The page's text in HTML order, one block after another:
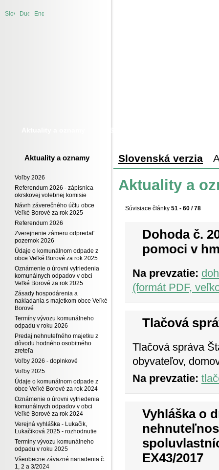
SlovenskáDuetsche
English
Samospráva
Aktuality a oznamy
Voľby 2026
Referendum 2026 - zápisnica
okrskovej volebnej komisie
Návrh záverečného účtu obce
Veľké Borové za rok 2025
Referendum 2026
Zverejnenie zámeru odpredať
pozemok 2026
Údaje o komunálnom odpade z
obce Veľké Borové za rok 2025
Oznámenie o úrovni vytriedenia
komunálnych odpadov v obci
Veľké Borové za rok 2025
Zásady hospodárenia a
nakladania s majetkom obce Veľké
Borové
Termíny vývozu komunálneho
odpadu v roku 2026
Predaj nehnuteľného majetku z
dôvodu hodného osobitného
zreteľa
Voľby 2026 - doplnkové
Voľby 2025
Údaje o komunálnom odpade z
obce Veľké Borové za rok 2024
Oznámenie o úrovni vytriedenia
komunálnych odpadov v obci
Veľké Borové za rok 2024
Verejná vyhláška - Lukačik,
Lukačiková 2025 - rozhodnutie
Termíny vývozu komunálneho
odpadu v roku 2025
Všeobecne záväzné nariadenia č.
1, 2 a 3/2024
Slovenská verzia
Aktuality a
Súvisiace články 51 - 60 / 78
Dohoda č.
pomoci v
Na prevzatie:
(formát PDF,
Tlačová
Tlačová správa
obyvateľov,
Na prevzatie:
Vyhláška o
EX43/2017